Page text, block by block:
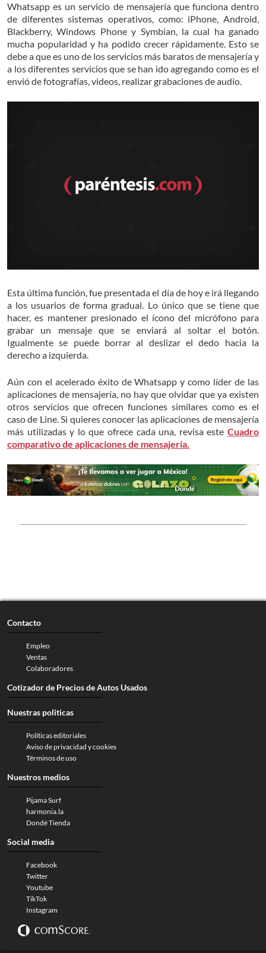
Whatsapp es un servicio de mensajería que funciona dentro
de diferentes sistemas operativos, como: iPhone, Android,
Blackberry, Windows Phone y Symbian, la cual ha ganado
mucha popularidad y ha podido crecer rápidamente. Esto se
debe a que es uno de los servicios más baratos de mensajería y
a los diferentes servicios que se han ido agregando como es el
envió de fotografías, videos, realizar grabaciones de audio.
Esta última función, fue presentada el día de hoy e irá llegando
a los usuarios de forma gradual. Lo único que se tiene que
hacer, es mantener presionado el ícono del micrófono para
grabar un mensaje que se enviará al soltar el botón.
Igualmente se puede borrar al deslizar el dedo hacia la
derecho a izquierda.
Aún con el acelerado éxito de Whatsapp y como líder de las
aplicaciones de mensajería, no hay que olvidar que ya existen
otros servicios que ofrecen funciones similares como es el
caso de Line. Si quieres conocer las aplicaciones de mensajería
más utilizadas y lo que ofrece cada una, revisa este Cuadro
comparativo de aplicaciones de mensajería.
Contacto
Empleo
Ventas
Colaboradores
Cotizador de Precios de Autos Usados
Nuestras politicas
Políticas editoriales
Aviso de privacidad y cookies
Términos de uso
Nuestros medios
Pijama Surf
harmonia.la
Dondé Tienda
Social media
Facebook
Twitter
Youtube
TikTok
Instagram